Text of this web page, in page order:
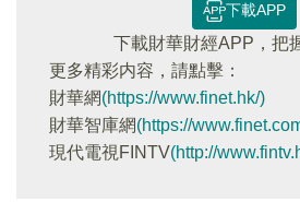
下載APP
下載財華財經APP，把
更多精彩内容，請點擊：
財華網(https://www.finet.hk/)
財華智庫網(https://
現代電視FINTV(http://